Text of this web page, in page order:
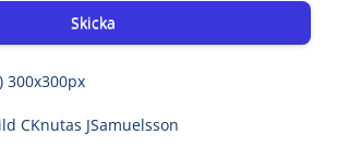
Skicka